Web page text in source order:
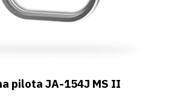
pilota JA-154J MS II